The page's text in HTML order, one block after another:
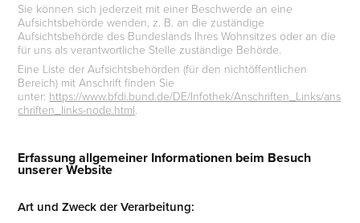
Sie können sich jederzeit mit einer Beschwerde an eine
Aufsichtsbehörde wenden, z. B. an die zuständige
Aufsichtsbehörde des Bundeslands Ihres Wohnsitzes oder an die
für uns als verantwortliche Stelle zuständige Behörde.
Eine Liste der Aufsichtsbehörden (für den nichtöffentlichen
Bereich) mit Anschrift finden Sie
unter: https://www.bfdi.bund.de/DE/Infothek/Anschriften_Links/ans
chriften_links-node.html.
Erfassung allgemeiner Informationen beim Besuch
unserer Website
Art und Zweck der Verarbeitung: